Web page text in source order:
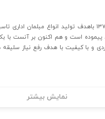
گروه صنعتی آرام گستر در نیمه دوم سال ۱۳۷۷ باهدف
پیموده است و هم اکنون بر آنست با
و با کیفیت با هدف رفع نیاز
نمایش بیشتر